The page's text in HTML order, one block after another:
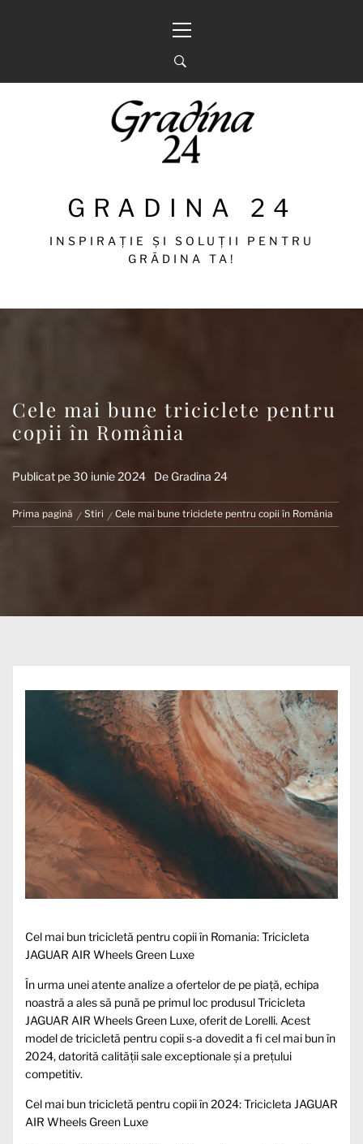
principal
GRADINA 24
INSPIRAȚIE ȘI SOLUȚII PENTRU
GRĂDINA TA!
Cele mai bune triciclete pentru
copii în România
Publicat pe30 iunie 2024 De Gradina 24
Prima pagină Stiri Cele mai bune triciclete pentru copii în România
Cel mai bun tricicletă pentru copii în Romania: Tricicleta
JAGUAR AIR Wheels Green Luxe
În urma unei atente analize a ofertelor de pe piață, echipa
noastră a ales să pună pe primul loc produsul Tricicleta
JAGUAR AIR Wheels Green Luxe, oferit de Lorelli. Acest
model de tricicletă pentru copii s-a dovedit a fi cel mai bun în
2024, datorită calității sale exceptionale și a prețului
competitiv.
Cel mai bun tricicletă pentru copii în 2024: Tricicleta JAGUAR
AIR Wheels Green Luxe